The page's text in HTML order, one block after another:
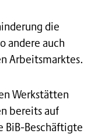
die
andere auch
Arbeitsmarktes.
Werkstätten
bereits auf
BiB-Beschäftigte